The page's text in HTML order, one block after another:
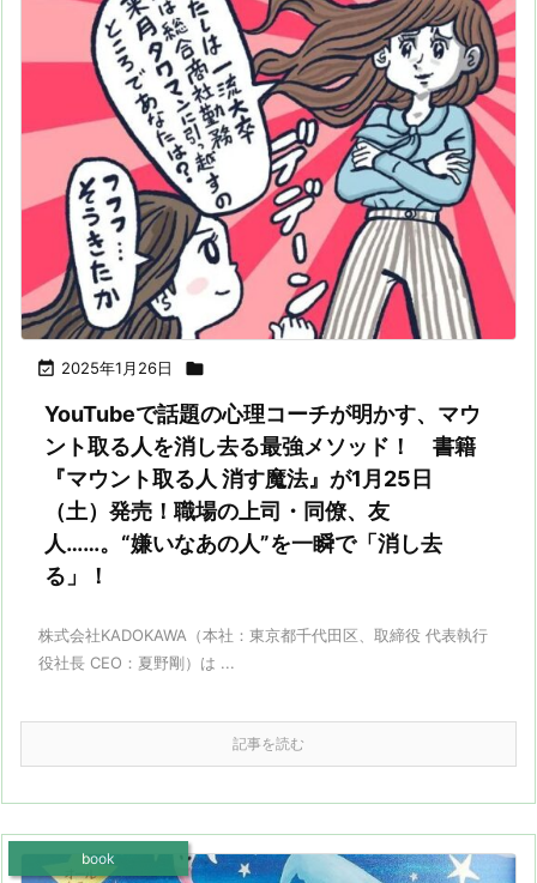
 2025年1月26日 
YouTubeで話題の心理コーチが明かす、マウ
ント取る人を消し去る最強メソッド！ 書籍
『マウント取る人 消す魔法』が1月25日
（土）発売！職場の上司・同僚、友
人……。“嫌いなあの人”を一瞬で「消し去
る」！
株式会社KADOKAWA（本社：東京都千代田区、取締役 代表執行
役社長 CEO：夏野剛）は ...
記事を読む
book